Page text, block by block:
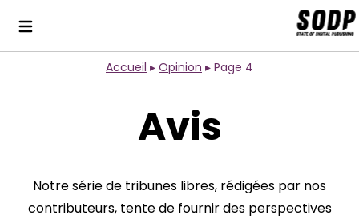
Accueil ▸ Opinion ▸ Page 4
Avis
Notre série de tribunes libres, rédigées par nos
contributeurs, tente de fournir des perspectives